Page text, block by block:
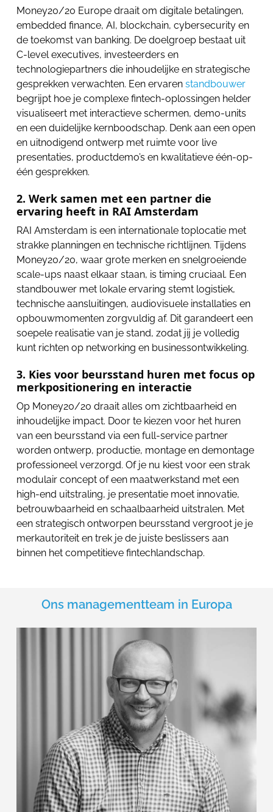
Money20/20 Europe draait om digitale betalingen,
embedded finance, AI, blockchain, cybersecurity en
de toekomst van banking. De doelgroep bestaat uit
C-level executives, investeerders en
technologiepartners die inhoudelijke en strategische
gesprekken verwachten. Een ervaren standbouwer
begrijpt hoe je complexe fintech-oplossingen helder
visualiseert met interactieve schermen, demo-units
en een duidelijke kernboodschap. Denk aan een open
en uitnodigend ontwerp met ruimte voor live
presentaties, productdemo’s en kwalitatieve één-op-
één gesprekken.
2. Werk samen met een partner die
ervaring heeft in RAI Amsterdam
RAI Amsterdam is een internationale toplocatie met
strakke planningen en technische richtlijnen. Tijdens
Money20/20, waar grote merken en snelgroeiende
scale-ups naast elkaar staan, is timing cruciaal. Een
standbouwer met lokale ervaring stemt logistiek,
technische aansluitingen, audiovisuele installaties en
opbouwmomenten zorgvuldig af. Dit garandeert een
soepele realisatie van je stand, zodat jij je volledig
kunt richten op networking en businessontwikkeling.
3. Kies voor beursstand huren met focus op
merkpositionering en interactie
Op Money20/20 draait alles om zichtbaarheid en
inhoudelijke impact. Door te kiezen voor het huren
van een beursstand via een full-service partner
worden ontwerp, productie, montage en demontage
professioneel verzorgd. Of je nu kiest voor een strak
modulair concept of een maatwerkstand met een
high-end uitstraling, je presentatie moet innovatie,
betrouwbaarheid en schaalbaarheid uitstralen. Met
een strategisch ontworpen beursstand vergroot je je
merkautoriteit en trek je de juiste beslissers aan
binnen het competitieve fintechlandschap.
Ons managementteam in Europa